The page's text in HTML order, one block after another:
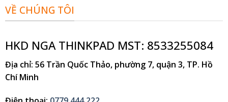
VỀ CHÚNG TÔI
HKD NGA THINKPAD MST: 8533255084
Địa chỉ: 56 Trần Quốc Thảo, phường 7, quận 3, TP. Hồ
Chí Minh